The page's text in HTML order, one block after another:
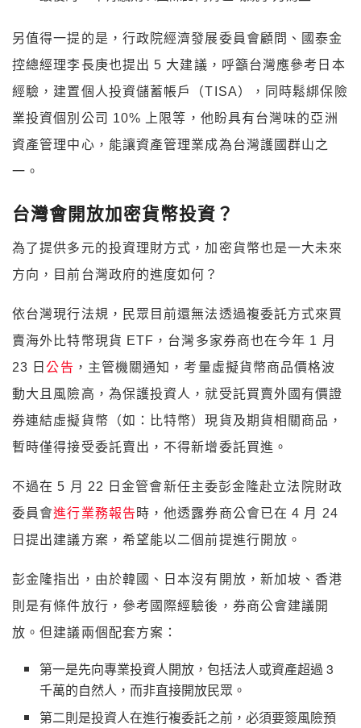
另值得一提的是，行政院經濟發展委員會顧問、國泰金
控總經理李長庚也提出 5 大建議，呼籲台灣應參考日本
經驗，建置個人投資儲蓄帳戶（TISA），同時鬆綁保險
業投資個別公司 10% 上限等，他盼具有台灣味的亞洲
資產管理中心，能讓資產管理業成為台灣護國群山之
一。
台灣會開放加密貨幣投資？
為了提供多元的投資理財方式，加密貨幣也是一大未來
方向，目前台灣政府的進度如何？
依台灣現行法規，民眾目前還無法透過複委託方式來買
賣海外比特幣現貨 ETF，台灣多家券商也在今年 1 月
23 日公告 ，主管機關通知，考量虛擬貨幣商品價格波
動大且風險高，為保護投資人，就受託買賣外國有價證
券連結虛擬貨幣（如：比特幣）現貨及期貨相關商品，
暫時僅得接受委託賣出，不得新增委託買進。
不過在 5 月 22 日金管會新任主委彭金隆赴立法院財政
委員會進行業務報告 時，他透露券商公會已在 4 月 24
日提出建議方案，希望能以二個前提進行開放。
彭金隆指出，由於韓國、日本沒有開放，新加坡、香港
則是有條件放行，參考國際經驗後，券商公會建議開
放。但建議兩個配套方案：
第一是先向專業投資人開放，包括法人或資產超過 3
千萬的自然人，而非直接開放民眾。
第二則是投資人在進行複委託之前，必須要簽風險預